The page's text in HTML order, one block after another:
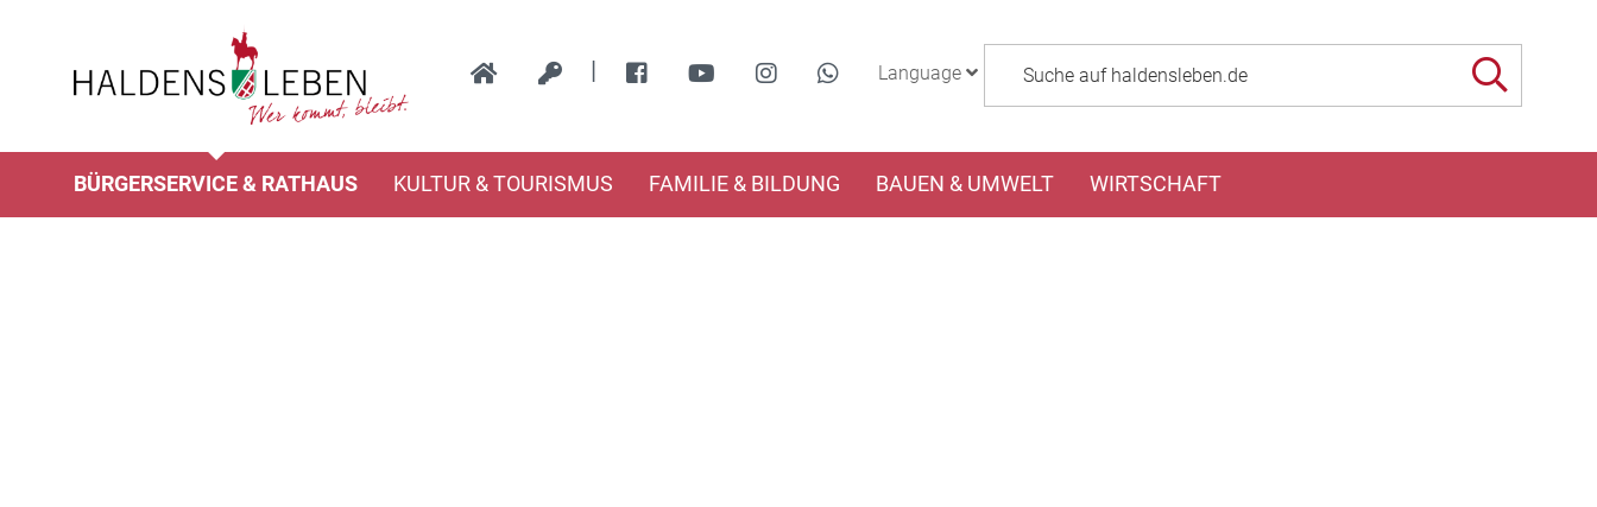
| Language
BÜRGERSERVICE & RATHAUS KULTUR & TOURISMUS FAMILIE & BILDUNG BAUEN & UMWELT WIRTSCHAFT